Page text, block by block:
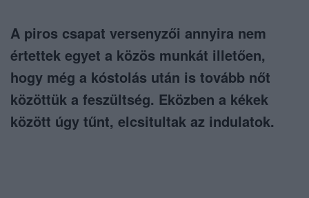
A piros csapat versenyzői annyira nem
értettek egyet a közös munkát illetően,
hogy még a kóstolás után is tovább nőt
közöttük a feszültség. Eközben a kékek
között úgy tűnt, elcsitultak az indulatok.